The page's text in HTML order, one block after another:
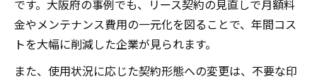
です。大阪府の事例でも、リース契約の見直しで月額料
金やメンテナンス費用の一元化を図ることで、年間コス
トを大幅に削減した企業が見られます。
また、使用状況に応じた契約形態への変更は、不要な印